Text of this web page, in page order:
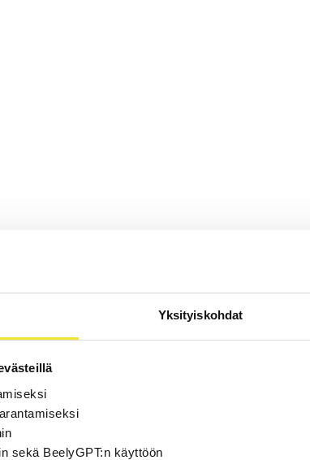
Yksityiskohdat
sekä BeelyGPT:n käyttöön